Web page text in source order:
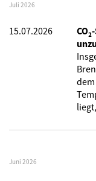
Juli 2026
15.07.2026
Juni 2026